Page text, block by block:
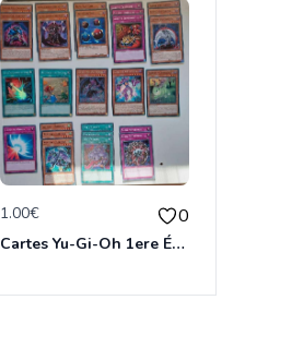
1.00€ 0
Cartes Yu-Gi-Oh 1ere Édition 25e anniversaire